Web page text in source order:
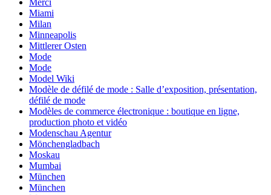
Merci
Miami
Milan
Minneapolis
Mittlerer Osten
Mode
Mode
Model Wiki
Modèle de défilé de mode : Salle d’exposition, présentation,
défilé de mode
Modèles de commerce électronique : boutique en ligne,
production photo et vidéo
Modenschau Agentur
Mönchengladbach
Moskau
Mumbai
München
München